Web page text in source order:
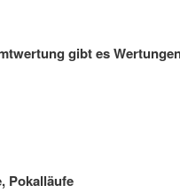
gibt es
Pokalläufe